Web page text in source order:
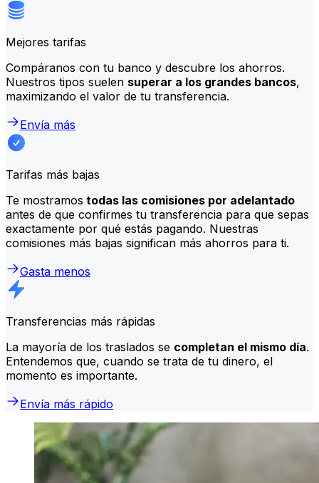
Mejores tarifas
Compáranos con tu banco y descubre los ahorros.
Nuestros tipos suelen superar a los grandes bancos,
maximizando el valor de tu transferencia.
Envía más
Tarifas más bajas
Te mostramos todas las comisiones por adelantado
antes de que confirmes tu transferencia para que sepas
exactamente por qué estás pagando. Nuestras
comisiones más bajas significan más ahorros para ti.
Gasta menos
Transferencias más rápidas
La mayoría de los traslados se completan el mismo día.
Entendemos que, cuando se trata de tu dinero, el
momento es importante.
Envía más rápido